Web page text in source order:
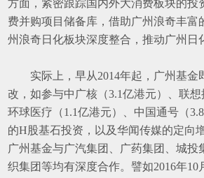
方面，紧密跟踪国内外大消费板块的投
费并购项目储备库，借助广州浪奇丰富
州浪奇日化板块深度整合，推动广州日
实际上，早从2014年起，广州基金
改，如参与中广核（3.1亿港元）、联想
环球医疗（1.1亿港元）、中国通号（3.8
的H 股基石投资，以及华闻传媒的定向
广州基金与广汽集团、广药集团、城投
织集团等均有深度合作。譬如2016年10